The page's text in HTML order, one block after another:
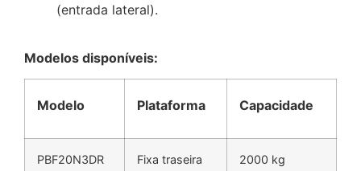
(entrada lateral).
Modelos disponíveis:
Modelo Plataforma Capacidade
PBF20N3DR Fixa traseira 2000 kg